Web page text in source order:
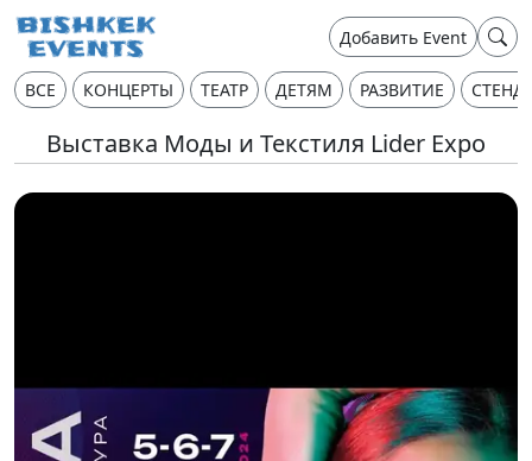
Добавить Event
ВСЕ КОНЦЕРТЫ ТЕАТР ДЕТЯМ РАЗВИТИЕ
Выставка Моды и Текстиля Lider Expo